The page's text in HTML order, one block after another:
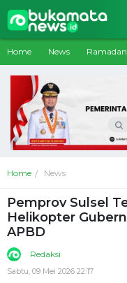
Home News Ramadan
Home News
Pemprov Sulsel
Helikopter
APBD
Redaksi
Sabtu, 09 Mei 2026 22:17